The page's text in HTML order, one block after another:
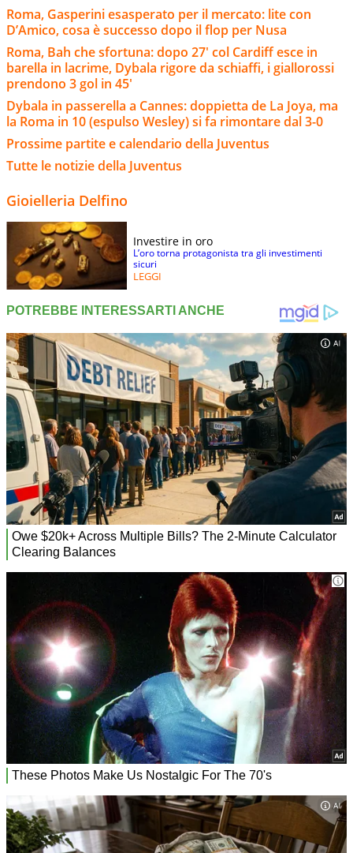
Roma, Gasperini esasperato per il mercato: lite con
D’Amico, cosa è successo dopo il flop per Nusa
Roma, Bah che sfortuna: dopo 27' col Cardiff esce in
barella in lacrime, Dybala rigore da schiaffi, i giallorossi
prendono 3 gol in 45'
Dybala in passerella a Cannes: doppietta de La Joya, ma
la Roma in 10 (espulso Wesley) si fa rimontare dal 3-0
Prossime partite e calendario della Juventus
Tutte le notizie della Juventus
Gioielleria Delfino
Investire in oro
L’oro torna protagonista tra gli investimenti
sicuri
LEGGI